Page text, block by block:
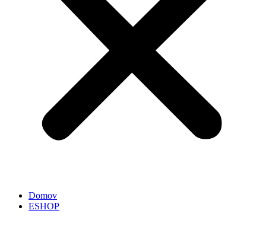
Domov
ESHOP